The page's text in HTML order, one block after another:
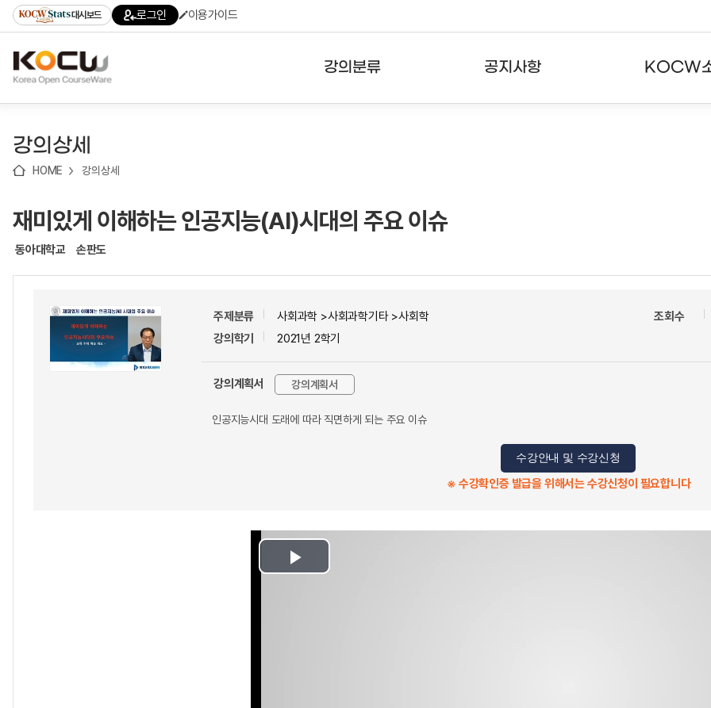
기
기
기
content)
가
대시보드 로그인 이용가이드
강의분류
테마강의
공지사항 KOCW
강의상세
HOME 강의상세
재미있게 이해하는 인공지능(AI)시대의 주요 이슈
동아대학교 손판도
주제분류
사회과학 >사회과학기타 >사회학
강의학기
2021년 2학기
조회수
강의계획서 강의계획서
인공지능시대 도래에 따라 직면하게 되는 주요 이슈
수강안내 및 수강신청
※ 수강확인증 발급을 위해서는 수강신청이 필요합니다
Play